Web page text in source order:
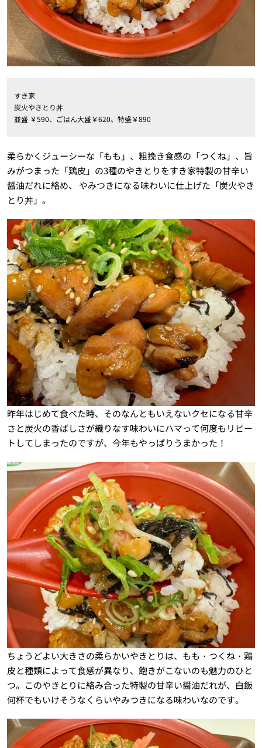
すき家
炭火やきとり丼
並盛 ￥590、ごはん大盛￥620、特盛￥890
柔らかくジューシーな「もも」、粗挽き食感の「つくね」、旨
みがつまった「鶏皮」の3種のやきとりをすき家特製の甘辛い
醤油だれに絡め、 やみつきになる味わいに仕上げた「炭火やき
とり丼」。
昨年はじめて食べた時、そのなんともいえないクセになる甘辛
さと炭火の香ばしさが織りなす味わいにハマって何度もリピー
トしてしまったのですが、今年もやっぱりうまかった！
ちょうどよい大きさの柔らかいやきとりは、もも・つくね・鶏
皮と種類によって食感が異なり、飽きがこないのも魅力のひと
つ。このやきとりに絡み合った特製の甘辛い醤油だれが、白飯
何杯でもいけそうなくらいやみつきになる味わいなのです。